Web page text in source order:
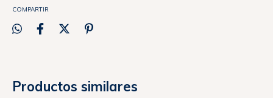
COMPARTIR
Productos similares